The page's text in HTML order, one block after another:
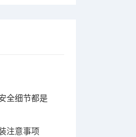
全细节都是
注意事项